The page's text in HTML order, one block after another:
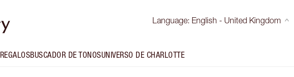
Language: English - United Kingdom
REGALOSBUSCADOR DE TONOSUNIVERSO DE CHARLOTTE